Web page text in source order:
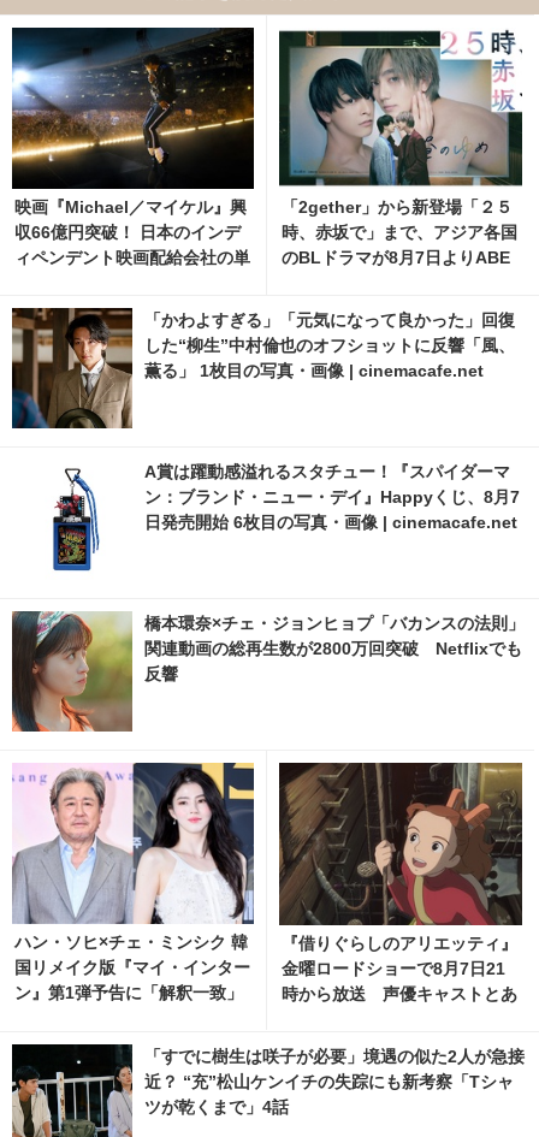
映画『Michael／マイケル』興
収66億円突破！ 日本のインデ
ィペンデント映画配給会社の単
「2gether」から新登場「２５
時、赤坂で」まで、アジア各国
のBLドラマが8月7日よりABE
「かわよすぎる」「元気になって良かった」回復
した“柳生”中村倫也のオフショットに反響「風、
薫る」 1枚目の写真・画像 | cinemacafe.net
A賞は躍動感溢れるスタチュー！『スパイダーマ
ン：ブランド・ニュー・デイ』Happyくじ、8月7
日発売開始 6枚目の写真・画像 | cinemacafe.net
橋本環奈×チェ・ジョンヒョプ「バカンスの法則」
関連動画の総再生数が2800万回突破 Netflixでも
反響
ハン・ソヒ×チェ・ミンシク 韓
国リメイク版『マイ・インター
ン』第1弾予告に「解釈一致」
『借りぐらしのアリエッティ』
金曜ロードショーで8月7日21
時から放送 声優キャストとあ
「すでに樹生は咲子が必要」境遇の似た2人が急接
近？ “充”松山ケンイチの失踪にも新考察「Tシャ
ツが乾くまで」4話